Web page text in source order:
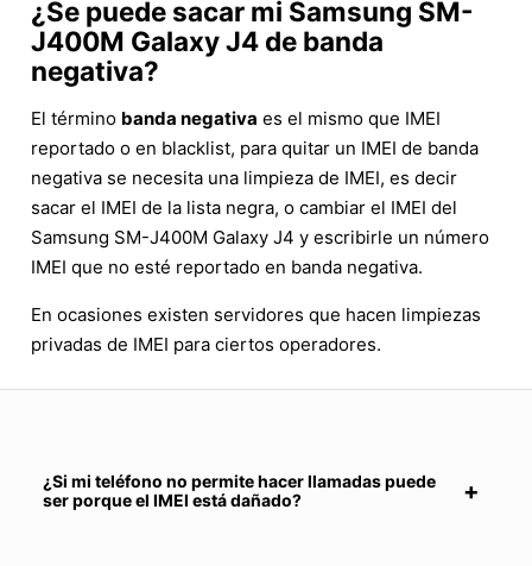
¿Se puede sacar mi Samsung SM-
J400M Galaxy J4 de banda
negativa?
El término banda negativa es el mismo que IMEI
reportado o en blacklist, para quitar un IMEI de banda
negativa se necesita una limpieza de IMEI, es decir
sacar el IMEI de la lista negra, o cambiar el IMEI del
Samsung SM-J400M Galaxy J4 y escribirle un número
IMEI que no esté reportado en banda negativa.
En ocasiones existen servidores que hacen limpiezas
privadas de IMEI para ciertos operadores.
¿Si mi teléfono no permite hacer llamadas puede
ser porque el IMEI está dañado?